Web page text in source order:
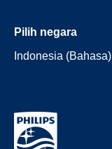
Pilih negara
Indonesia (Bahasa)